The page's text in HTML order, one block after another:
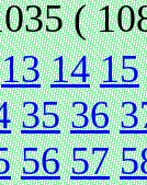
(
13 14 15
35 36
56 57